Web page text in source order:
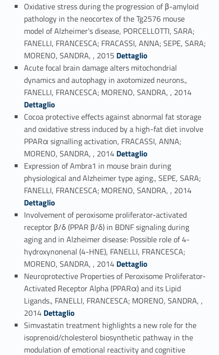
Oxidative stress during the progression of β-amyloid
pathology in the neocortex of the Tg2576 mouse
model of Alzheimer's disease, PORCELLOTTI, SARA;
FANELLI, FRANCESCA; FRACASSI, ANNA; SEPE, SARA;
MORENO, SANDRA, , 2015 Link identifier #identifier_person_2804-43
Dettaglio
Acute focal brain damage alters mitochondrial
dynamics and autophagy in axotomized neurons.,
FANELLI, FRANCESCA; MORENO, SANDRA, , 2014
Dettaglio
Cocoa protective effects against abnormal fat storage
and oxidative stress induced by a high-fat diet involve
PPARα signalling activation, FRACASSI, ANNA;
MORENO, SANDRA, , 2014 Link identifier #identifier_person_156890-45
Dettaglio
Expression of Ambra1 in mouse brain during
physiological and Alzheimer type aging., SEPE, SARA;
FANELLI, FRANCESCA; MORENO, SANDRA, , 2014 Link identifier #identifier_person_67063-46
Dettaglio
Involvement of peroxisome proliferator-activated
receptor β/δ (PPAR β/δ) in BDNF signaling during
aging and in Alzheimer disease: Possible role of 4-
hydroxynonenal (4-HNE), FANELLI, FRANCESCA;
MORENO, SANDRA, , 2014 Link identifier #identifier_person_22075-47
Dettaglio
Neuroprotective Properties of Peroxisome Proliferator-
Activated Receptor Alpha (PPARα) and its Lipid
Ligands., FANELLI, FRANCESCA; MORENO, SANDRA, ,
2014 Link identifier #identifier_person_124462-48
Dettaglio
Simvastatin treatment highlights a new role for the
isoprenoid/cholesterol biosynthetic pathway in the
modulation of emotional reactivity and cognitive